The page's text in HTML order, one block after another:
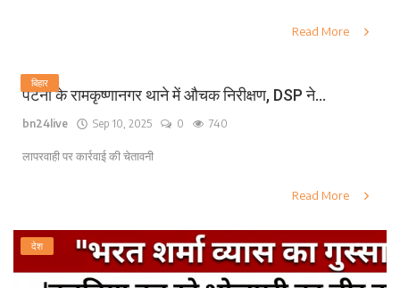
Read More
बिहार
पटना के रामकृष्णानगर थाने में औचक निरीक्षण, DSP ने...
bn24live Sep 10, 2025 0 740
लापरवाही पर कार्रवाई की चेतावनी
Read More
देश